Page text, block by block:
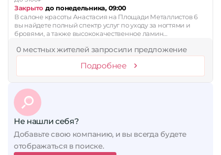
Закрыто до понедельника, 09:00
В салоне красоты Анастасия на Площади Металлистов 6
вы найдете полный спектр услуг по уходу за ногтями и
бровями, а также высококачественное ламин…
0 местных жителей запросили предложение
Подробнее
Не нашли себя?
Добавьте свою компанию, и вы всегда будете
отображаться в поиске.